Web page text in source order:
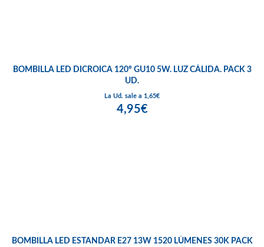
BOMBILLA LED DICROICA 120º GU10 5W. LUZ CÁLIDA. PACK 3
UD.
La Ud. sale a 1,65€
4,95€
BOMBILLA LED ESTANDAR E27 13W 1520 LÚMENES 30K PACK